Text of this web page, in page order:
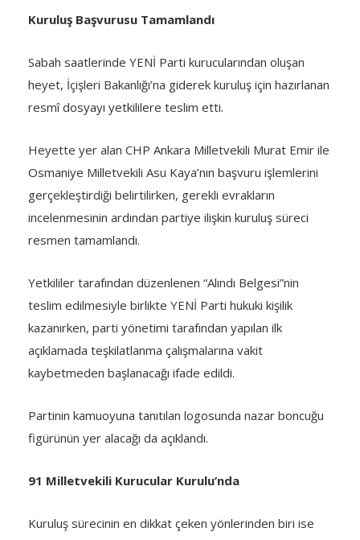
Kuruluş Başvurusu Tamamlandı
Sabah saatlerinde YENİ Parti kurucularından oluşan
heyet, İçişleri Bakanlığı’na giderek kuruluş için hazırlanan
resmî dosyayı yetkililere teslim etti.
Heyette yer alan CHP Ankara Milletvekili Murat Emir ile
Osmaniye Milletvekili Asu Kaya’nın başvuru işlemlerini
gerçekleştirdiği belirtilirken, gerekli evrakların
incelenmesinin ardından partiye ilişkin kuruluş süreci
resmen tamamlandı.
Yetkililer tarafından düzenlenen “Alındı Belgesi”nin
teslim edilmesiyle birlikte YENİ Parti hukuki kişilik
kazanırken, parti yönetimi tarafından yapılan ilk
açıklamada teşkilatlanma çalışmalarına vakit
kaybetmeden başlanacağı ifade edildi.
Partinin kamuoyuna tanıtılan logosunda nazar boncuğu
figürünün yer alacağı da açıklandı.
91 Milletvekili Kurucular Kurulu’nda
Kuruluş sürecinin en dikkat çeken yönlerinden biri ise